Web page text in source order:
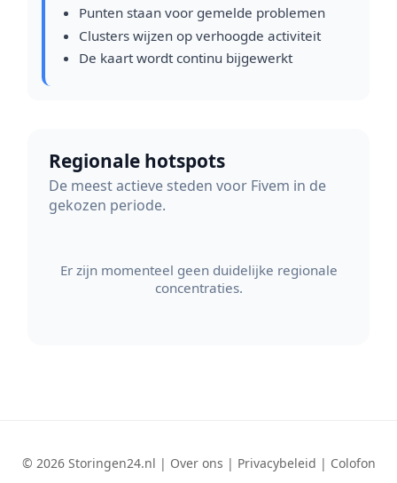
Punten staan voor gemelde problemen
Clusters wijzen op verhoogde activiteit
De kaart wordt continu bijgewerkt
Regionale hotspots
De meest actieve steden voor Fivem in de
gekozen periode.
Er zijn momenteel geen duidelijke regionale
concentraties.
© 2026 Storingen24.nl | Over ons | Privacybeleid | Colofon